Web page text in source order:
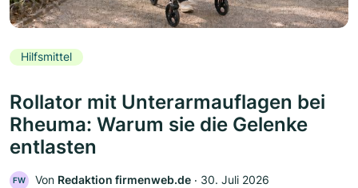
Hilfsmittel
Rollator mit Unterarmauflagen bei
Rheuma: Warum sie die Gelenke
entlasten
FW Von Redaktion firmenweb.de ‧ 30. Juli 2026